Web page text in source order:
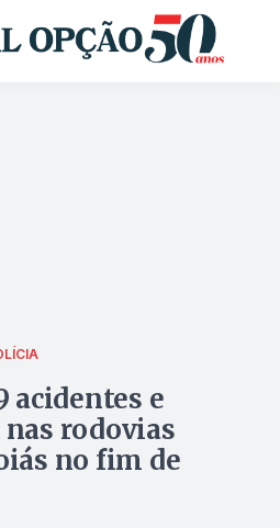
acidentes e
rodovias
no fim de